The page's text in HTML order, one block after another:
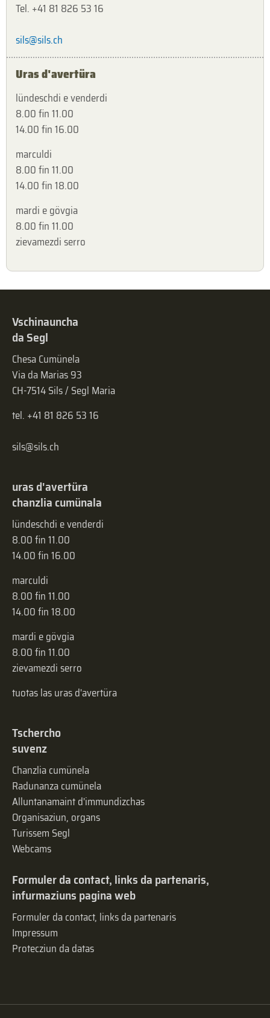
Tel. +41 81 826 53 16
sils@sils.ch
Uras d'avertüra
lündeschdi e venderdi
8.00 fin 11.00
14.00 fin 16.00
marculdi
8.00 fin 11.00
14.00 fin 18.00
mardi e gövgia
8.00 fin 11.00
zievamezdi serro
Vschinauncha
da Segl
Chesa Cumünela
Via da Marias 93
CH-7514 Sils / Segl Maria
tel. +41 81 826 53 16
sils@sils.ch
uras d'avertüra
chanzlia cumünala
lündeschdi e venderdi
8.00 fin 11.00
14.00 fin 16.00
marculdi
8.00 fin 11.00
14.00 fin 18.00
mardi e gövgia
8.00 fin 11.00
zievamezdi serro
tuotas las uras d'avertüra
Tschercho
suvenz
Chanzlia cumünela
Radunanza cumünela
Alluntanamaint d'immundizchas
Organisaziun, organs
Turissem Segl
Webcams
Formuler da contact, links da partenaris,
infurmaziuns pagina web
Formuler da contact, links da partenaris
Impressum
Protecziun da datas